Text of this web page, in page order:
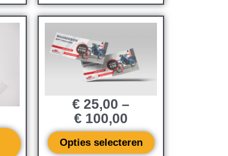
€ 25,00 –
€ 100,00
Opties selecteren